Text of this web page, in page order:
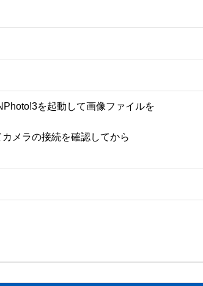
を起動して画像ファイルを
メラの接続を確認してから